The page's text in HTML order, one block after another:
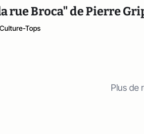
rue Broca" de Pierre
Tops
Plus de